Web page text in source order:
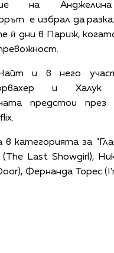
на
е избрал да
ѝ дни в Париж,
и в него
и Халук
предстои през
категорията за
Last Showgirl),
Фернанда Торес